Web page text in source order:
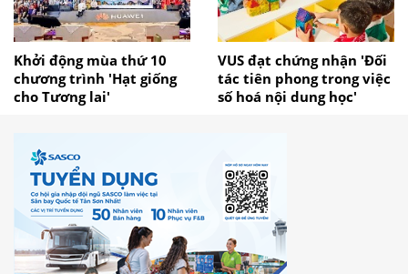
Khởi động mùa thứ 10
chương trình 'Hạt giống
cho Tương lai'
VUS đạt chứng nhận 'Đối
tác tiên phong trong việc
số hoá nội dung học'